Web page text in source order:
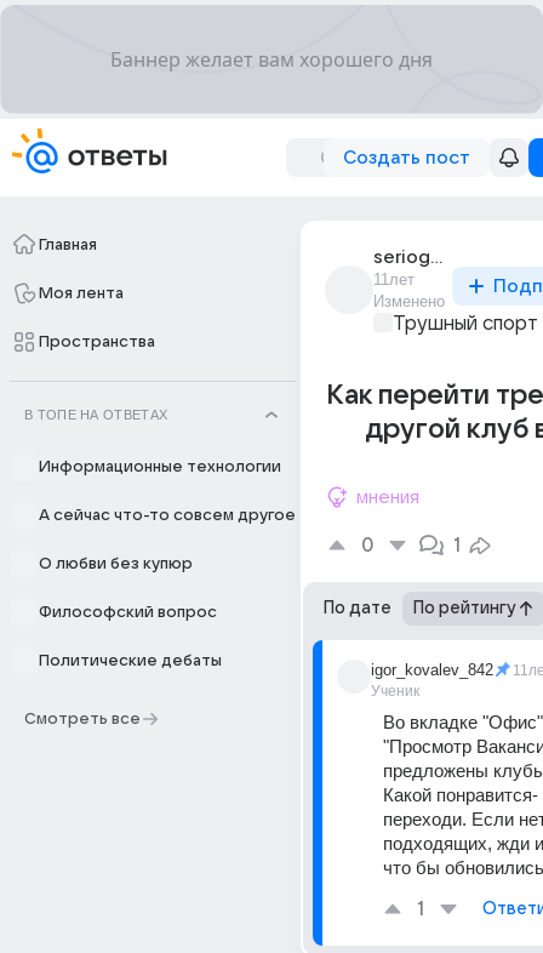
Создать пост
Главная
Моя лента
Пространства
В ТОПЕ НА ОТВЕТАХ
Информационные технологии
А сейчас что-то совсем другое
О любви без купюр
Философский вопрос
Политические дебаты
Смотреть все
serioga_drozd_2
11лет
Изменено
Трушный спорт
Как перейти
другой клуб
мнения
0 1
По дате По рейтингу
igor_kovalev_842
Ученик
Во вкладке
"Просмотр
предложены
Какой понравится-
переходи. Если
подходящих, жди
что бы
1